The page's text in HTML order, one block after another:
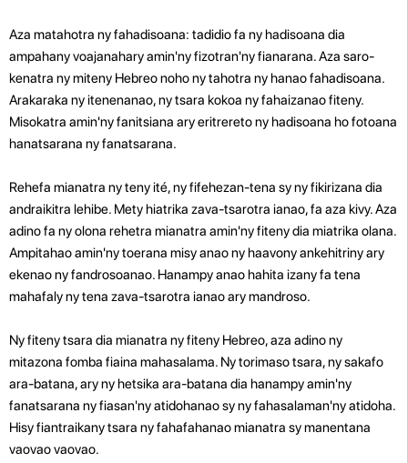
Aza matahotra ny fahadisoana: tadidio fa ny hadisoana dia
ampahany voajanahary amin'ny fizotran'ny fianarana. Aza saro-
kenatra ny miteny Hebreo noho ny tahotra ny hanao fahadisoana.
Arakaraka ny itenenanao, ny tsara kokoa ny fahaizanao fiteny.
Misokatra amin'ny fanitsiana ary eritrereto ny hadisoana ho fotoana
hanatsarana ny fanatsarana.
Rehefa mianatra ny teny ité, ny fifehezan-tena sy ny fikirizana dia
andraikitra lehibe. Mety hiatrika zava-tsarotra ianao, fa aza kivy. Aza
adino fa ny olona rehetra mianatra amin'ny fiteny dia miatrika olana.
Ampitahao amin'ny toerana misy anao ny haavony ankehitriny ary
ekenao ny fandrosoanao. Hanampy anao hahita izany fa tena
mahafaly ny tena zava-tsarotra ianao ary mandroso.
Ny fiteny tsara dia mianatra ny fiteny Hebreo, aza adino ny
mitazona fomba fiaina mahasalama. Ny torimaso tsara, ny sakafo
ara-batana, ary ny hetsika ara-batana dia hanampy amin'ny
fanatsarana ny fiasan'ny atidohanao sy ny fahasalaman'ny atidoha.
Hisy fiantraikany tsara ny fahafahanao mianatra sy manentana
vaovao vaovao.